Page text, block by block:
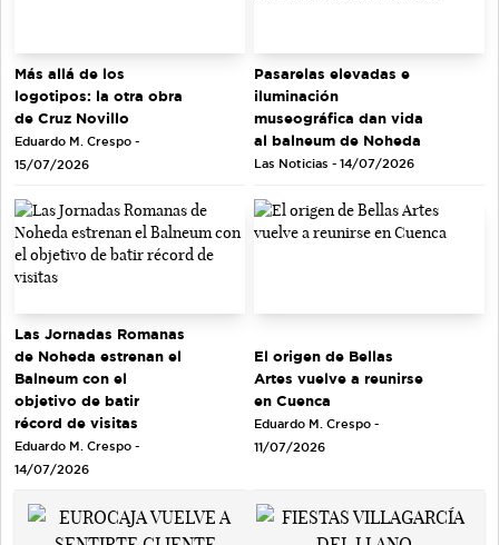
Más allá de los
logotipos: la otra obra
de Cruz Novillo
Eduardo M. Crespo -
15/07/2026
Pasarelas elevadas e
iluminación
museográfica dan vida
al balneum de Noheda
Las Noticias - 14/07/2026
Las Jornadas Romanas
de Noheda estrenan el
Balneum con el
objetivo de batir
récord de visitas
Eduardo M. Crespo -
14/07/2026
El origen de Bellas
Artes vuelve a reunirse
en Cuenca
Eduardo M. Crespo -
11/07/2026